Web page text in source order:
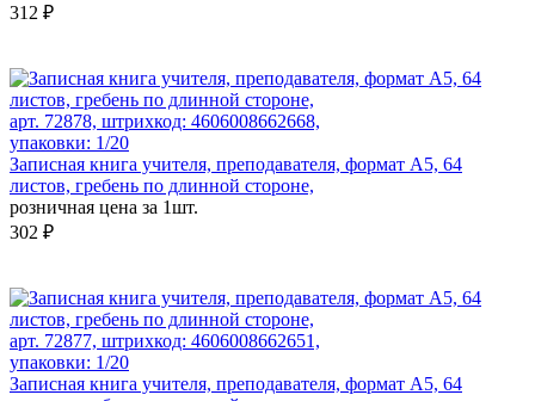
312 ₽
арт. 72878, штрихкод: 4606008662668,
упаковки: 1/20
Записная книга учителя, преподавателя, формат А5, 64
листов, гребень по длинной стороне,
розничная цена за 1шт.
302 ₽
арт. 72877, штрихкод: 4606008662651,
упаковки: 1/20
Записная книга учителя, преподавателя, формат А5, 64